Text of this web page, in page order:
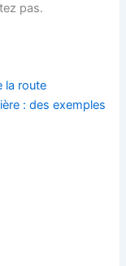
pas.
la route
: des exemples